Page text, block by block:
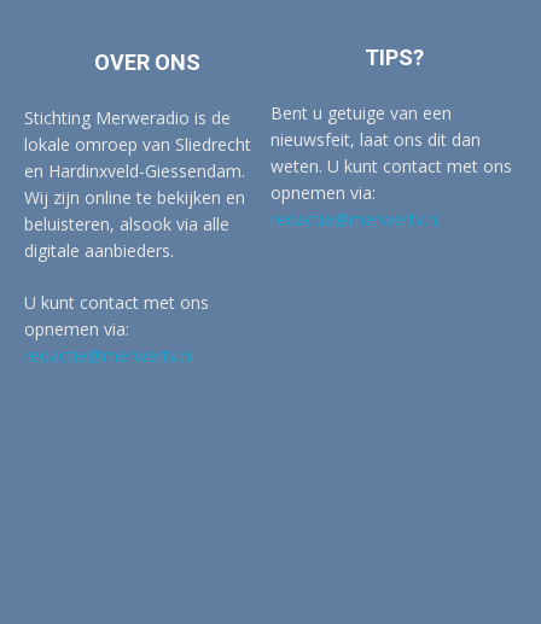
OVER ONS
Stichting Merweradio is de
lokale omroep van Sliedrecht
en Hardinxveld-Giessendam.
Wij zijn online te bekijken en
beluisteren, alsook via alle
digitale aanbieders.
U kunt contact met ons
opnemen via:
redactie@merwertv.nl
TIPS?
Bent u getuige van een
nieuwsfeit, laat ons dit dan
weten. U kunt contact met ons
opnemen via:
redactie@merwertv.nl